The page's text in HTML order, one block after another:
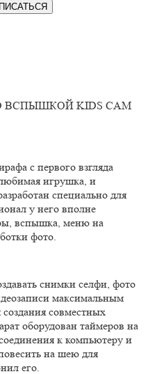
ВСПЫШКОЙ KIDS CAM
с первого взгляда
игрушка, и
специально для
у него вполне
вспышка, меню на
фото.
снимки селфи, фото
максимальным
совместных
оборудован таймеров на
к компьютеру и
на шею для
его.